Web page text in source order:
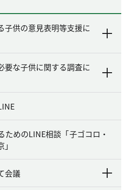
子供の意見表明等支援に
要な子供に関する調査に
ためのLINE相談「子ゴコロ・
会議